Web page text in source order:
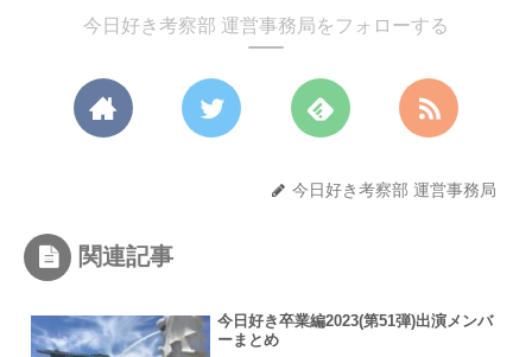
今日好き考察部 運営事務局をフォローする
今日好き考察部 運営事務局
関連記事
今日好き卒業編2023(第51弾)出演メンバ
ーまとめ